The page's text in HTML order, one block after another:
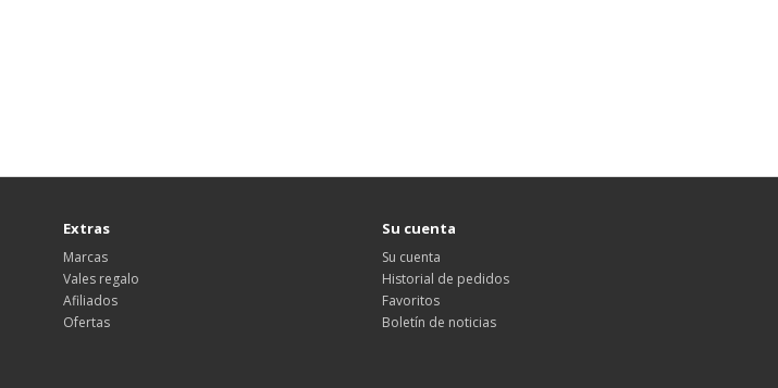
Extras
Marcas
Vales regalo
Afiliados
Ofertas
Su cuenta
Su cuenta
Historial de pedidos
Favoritos
Boletín de noticias